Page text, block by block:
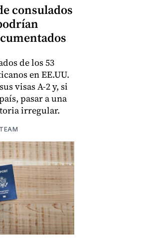
consulados
de los 53
en EE.UU.
visas A-2 y, si
pasar a una
irregular.